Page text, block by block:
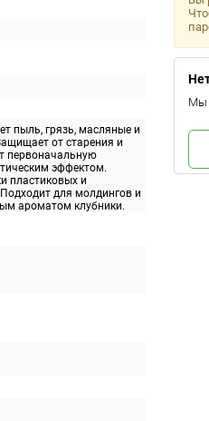
пыль, грязь, масляные и
от старения и
первоначальную
эффектом.
пластиковых и
для молдингов и
ароматом клубники.
Мы